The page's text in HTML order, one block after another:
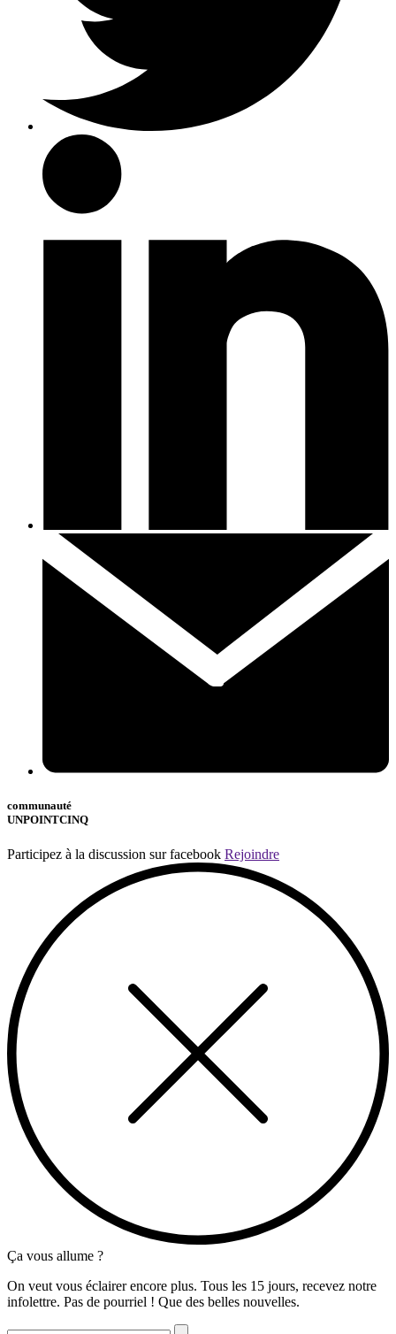
communauté
UNPOINTCINQ
Participez à la discussion sur facebook Rejoindre
Ça vous allume ?
On veut vous éclairer encore plus. Tous les 15 jours, recevez notre
infolettre. Pas de pourriel ! Que des belles nouvelles.